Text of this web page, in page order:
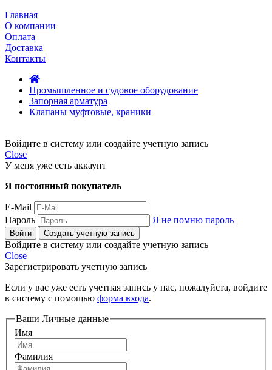
Главная
О компании
Оплата
Доставка
Контакты
Промышленное и судовое оборудование
Запорная арматура
Клапаны муфтовые, краники
Войдите в систему или создайте учетную запись
Close
У меня уже есть аккаунт
Я постоянный покупатель
E-Mail
Пароль
Я не помню пароль
Войти Создать учетную запись
Войдите в систему или создайте учетную запись
Close
Зарегистрировать учетную запись
Если у вас уже есть учетная запись у нас, пожалуйста, войдите
в систему с помощью форма входа.
Ваши Личные данные
Имя
Фамилия